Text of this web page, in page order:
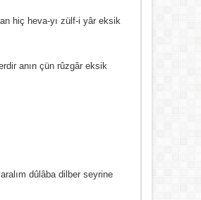
hiç heva-yı zülf-i yâr eksik
anın çün rûzgâr eksik
dûlâba dilber seyrine